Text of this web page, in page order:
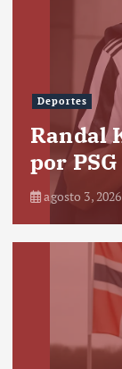
Deportes
Randal
por
agosto 3, 2026